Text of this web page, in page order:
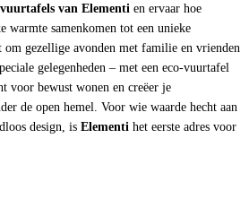
van Elementi en ervaar hoe
warmte samenkomen tot een unieke
gezellige avonden met familie en vrienden
gelegenheden – met een eco-vuurtafel
voor bewust wonen en creëer je
de open hemel. Voor wie waarde hecht aan
design, is Elementi het eerste adres voor